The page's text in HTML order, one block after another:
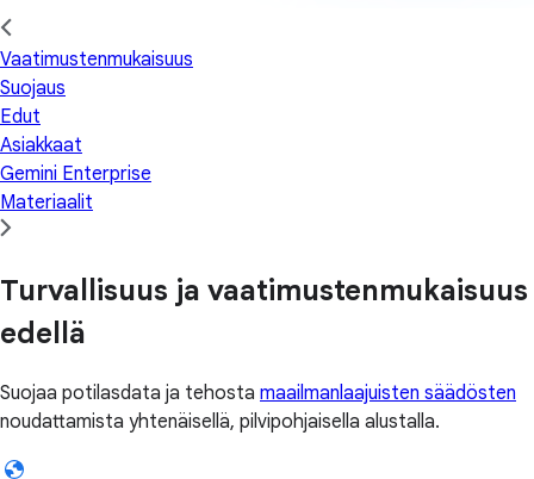
Vaatimustenmukaisuus
Suojaus
Edut
Asiakkaat
Gemini Enterprise
Materiaalit
Turvallisuus ja vaatimustenmukaisuus
edellä
Suojaa potilasdata ja tehosta maailmanlaajuisten säädösten
noudattamista yhtenäisellä, pilvipohjaisella alustalla.